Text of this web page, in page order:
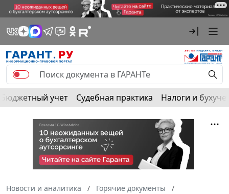
Бюджетный учет Судебная практика Налоги и
Новости и аналитика
Горячие документы